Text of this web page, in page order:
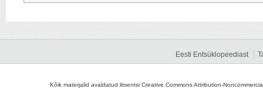
Eesti Entsüklopeediast
Kõik materjalid avaldatud litsentsi Creative Commons Attribution-